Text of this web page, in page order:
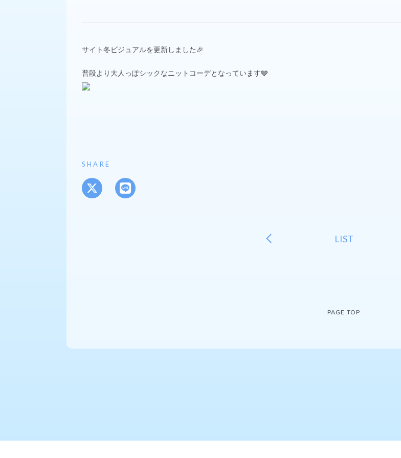
サイト冬ビジュアルを更新しました🎉
普段より大人っぽシックなニットコーデとなっています🩶
SHARE
LIST
PAGE TOP